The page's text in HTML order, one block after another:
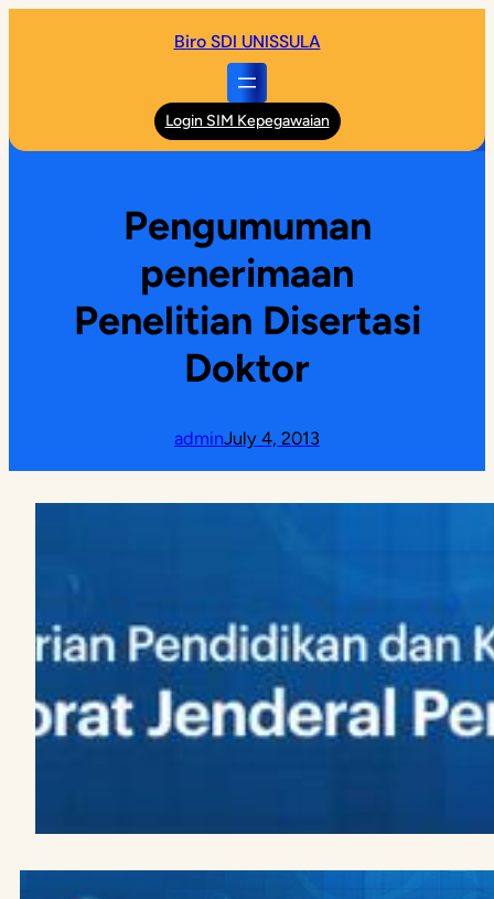
Biro SDI UNISSULA
Login SIM Kepegawaian
Pengumuman
penerimaan
Penelitian Disertasi
Doktor
adminJuly 4, 2013